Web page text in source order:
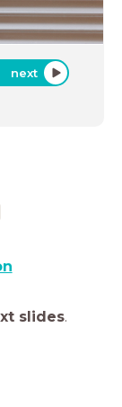
next
slides.